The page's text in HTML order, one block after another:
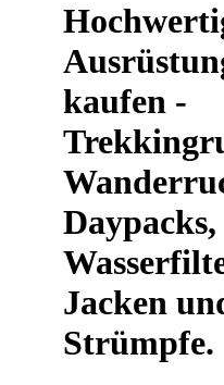
kaufen -
Jacken
Strümpfe.